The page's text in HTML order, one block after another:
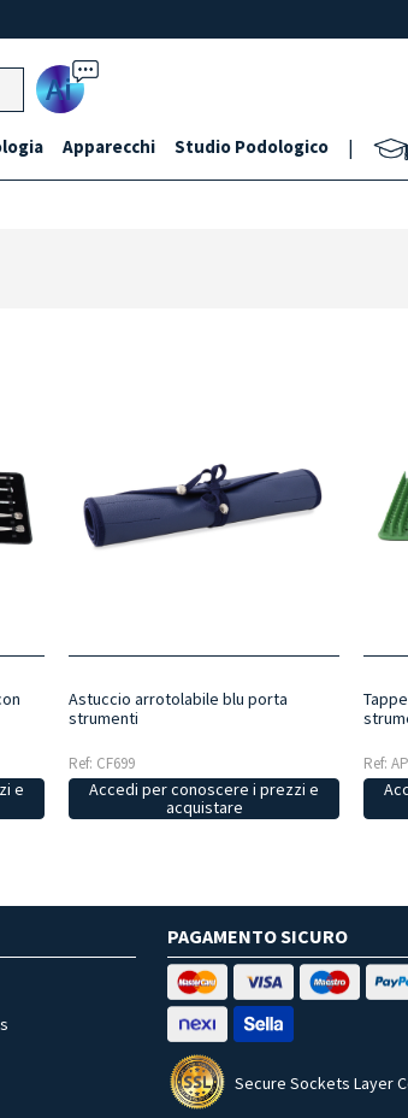
Ai
Apparecchi Studio Podologico |
e
Astuccio arrotolabile blu porta
strumenti
Ref: CF699
Accedi per conoscere i prezzi e
acquistare
Ref:
PAGAMENTO SICURO
Secure Sockets Layer